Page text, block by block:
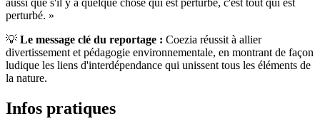
aussi que s'il y a quelque chose qui est perturbé, c'est tout qui est
perturbé. »
💡 Le message clé du reportage : Coezia réussit à allier
divertissement et pédagogie environnementale, en montrant de façon
ludique les liens d'interdépendance qui unissent tous les éléments de
la nature.
Infos pratiques